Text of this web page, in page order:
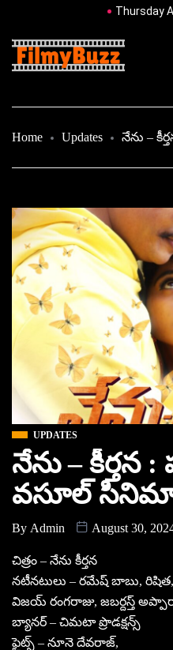
Thursday
Home Updates నేను –
UPDATES
నేను – కీర్తన
వసూల్
By Admin August 30,
చిత్రం – నేను కీర్తన
నటీనటులు – రమేష్ బాబు,
విజయ్ రంగరాజు, జబర్దస్త్
బ్యానర్ – చిమటా ప్రొడక్షన్స్
ఫైట్స్ – నూనె దేవరాజ్,